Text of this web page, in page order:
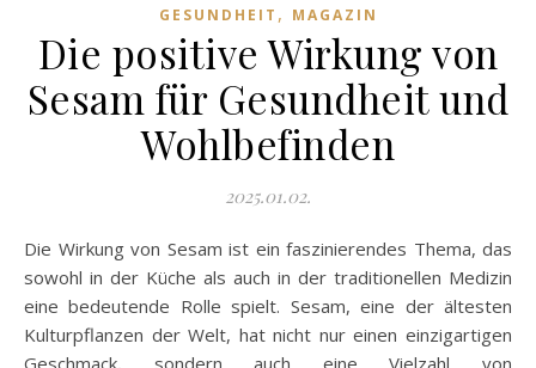
GESUNDHEIT , MAGAZIN
Die positive Wirkung von
Sesam für Gesundheit und
Wohlbefinden
2025.01.02.
Die Wirkung von Sesam ist ein faszinierendes Thema, das
sowohl in der Küche als auch in der traditionellen Medizin
eine bedeutende Rolle spielt. Sesam, eine der ältesten
Kulturpflanzen der Welt, hat nicht nur einen einzigartigen